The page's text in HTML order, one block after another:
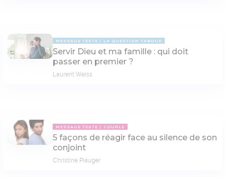
MESSAGE TEXTE LA QUESTION TABOUE
Servir Dieu et ma famille : qui doit
passer en premier ?
Laurent Weiss
MESSAGE TEXTE COUPLE
5 façons de réagir face au silence de son
conjoint
Christine Piauger